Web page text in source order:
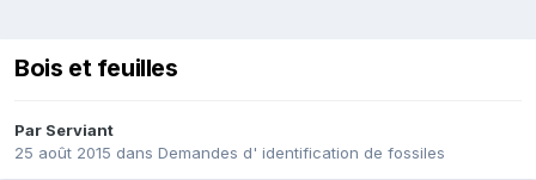
Bois et feuilles
Par Serviant
25 août 2015 dans Demandes d' identification de fossiles